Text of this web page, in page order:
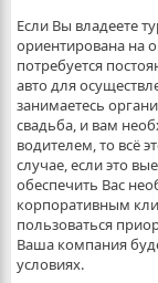
Если Вы владеете
ориентирована на
потребуется
авто для
занимаетесь
свадьба, и вам
водителем, то всё
случае, если это
обеспечить Вас
корпоративным
пользоваться
Ваша компания
условиях.